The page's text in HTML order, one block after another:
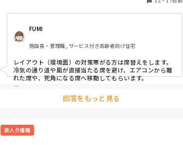
ますか？上着を着る等、なんでもいいので教えてくださ
FUMI
施設長・管理職, サービス付き高齢者向け住宅
レイアウト（環境面）の対策寒がる方は席替えをします。
冷気の通り道や風が直接当たる席を避け、エアコンから離
れた席や、死角になる席へ移動してもらいます。
それか、5分の外気浴して暑いか決めてもらいますね。
回答をもっと見る
新人介護職